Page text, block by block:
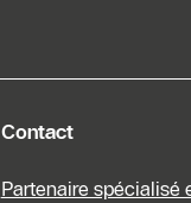
Contact
Partenaire spécialisé